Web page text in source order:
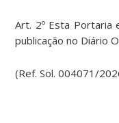
Art. 2º Esta Portaria
publicação no Diário
(Ref. Sol. 004071/